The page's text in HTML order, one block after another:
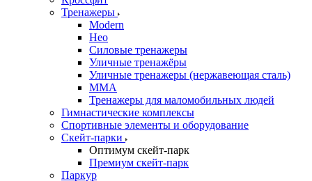
Тренажеры
Modern
Нео
Силовые тренажеры
Уличные тренажёры
Уличные тренажеры (нержавеющая сталь)
ММА
Тренажеры для маломобильных людей
Гимнастические комплексы
Спортивные элементы и оборудование
Скейт-парки
Оптимум скейт-парк
Премиум скейт-парк
Паркур